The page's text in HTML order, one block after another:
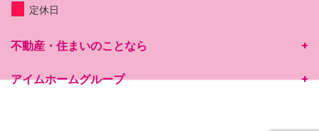
定休日
不動産・住まいのことなら
アイムホームグループ